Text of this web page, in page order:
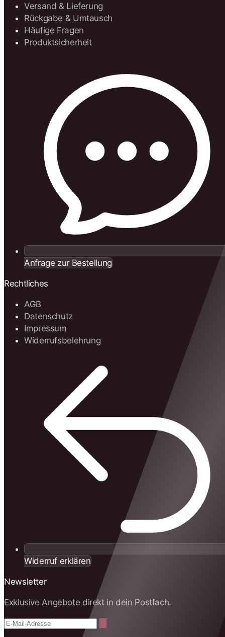
Versand & Lieferung
Rückgabe & Umtausch
Häufige Fragen
Produktsicherheit
Anfrage zur Bestellung
Rechtliches
AGB
Datenschutz
Impressum
Widerrufsbelehrung
Widerruf erklären
Newsletter
Exklusive Angebote direkt in dein Postfach.